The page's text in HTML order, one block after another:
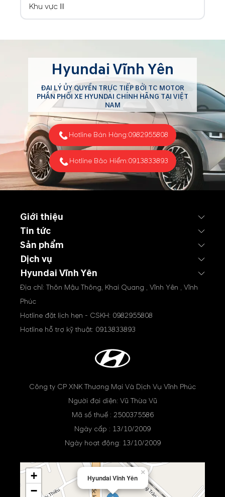
Khu vực III
Hyundai Vĩnh Yên
ĐẠI LÝ ỦY QUYỀN TRỰC TIẾP BỞI TC MOTOR
PHÂN PHỐI XE HYUNDAI CHÍNH HÃNG TẠI VIỆT
NAM
Hotline Bán Hàng:0982955808
Hotline Bảo Hiểm:0913833893
Giới thiệu
Tin tức
Sản phẩm
Dịch vụ
Hyundai Vĩnh Yên
Địa chỉ: Thôn Mậu Thông, Khai Quang , Vĩnh Yên , Vĩnh
Phúc
Hotline đặt lịch hẹn - CSKH: 0982955808
Hotline hỗ trợ kỹ thuật: 0913833893
Công ty CP XNK Thương Mại Và Dịch Vụ Vĩnh Phúc
Người đại diện: Vũ Thừa Vũ
Mã số thuế : 2500375586
Ngày cấp : 13/10/2009
Ngày hoạt động: 13/10/2009
Hyundai Vĩnh Yên
×
+
−